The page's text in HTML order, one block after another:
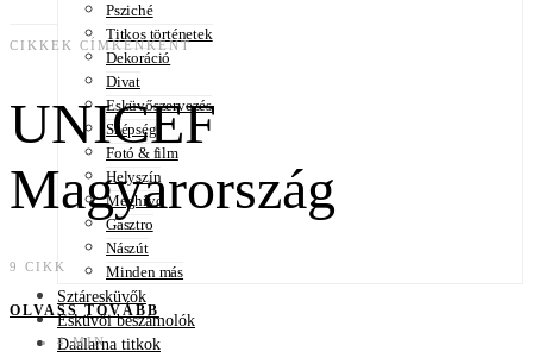
Psziché
Titkos történetek
Dekoráció
Divat
Esküvőszervezés
Szépség
Fotó & film
Helyszín
Meghívó
Gasztro
Nászút
Minden más
Sztáresküvők
Esküvői beszámolók
Daalarna titkok
CIKKEK CÍMKÉNKÉNT
UNICEF
Magyarország
9 CIKK
OLVASS TOVÁBB
4 MIN